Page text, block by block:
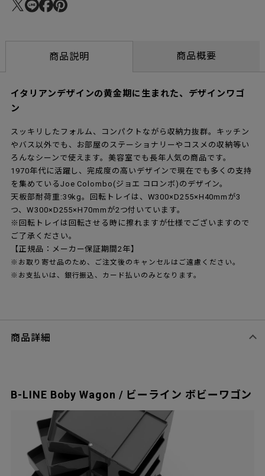
商品説明 商品概要
イタリアンデザインの黄金期に生まれた、デザインワゴ
ン
スッキリしたフォルム、コンパクトながら収納力抜群。キッチン
やバス以外でも、お部屋のステーショナリーやコスメの収納等い
ろんなシーンで使えます。美容室でも長年人気の商品です。
1970年代に活躍し、完成度の高いデザインで現在でも多くの支持
を集めているJoe Colombo(ジョエ コロンボ)のデザイン。
天板部耐荷重:39kg。回転トレイは、W300×D255×H40mmが3
つ、W300×D255×H70mmが2つ付いています。
※回転トレイは回転させる時に擦れますが仕様でございますので
ご了承ください。
【正規品：メーカー保証期間2年】
※お取り寄せ品のため、ご注文後のキャンセルはご遠慮ください。
※お支払いは、銀行振込、カード払いのみとなります。
商品詳細
B-LINE Boby Wagon / ビーライン ボビーワゴン